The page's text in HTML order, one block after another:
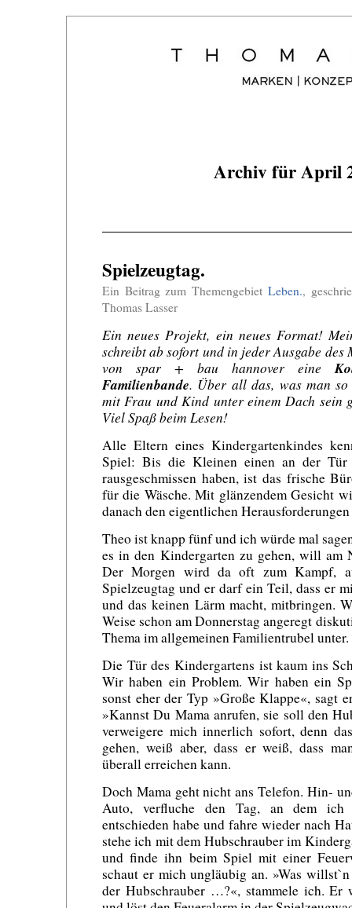
Archiv für April
Spielzeugtag.
Ein Beitrag zum Themengebiet Leben.,
Thomas Lasser
Ein neues Projekt, ein neues Format!
schreibt ab sofort und in jeder Ausgabe
von spar + bau hannover eine
Familienbande. Über all das, was man
mit Frau und Kind unter einem Dach sein
Viel Spaß beim Lesen!
Alle Eltern eines Kindergartenkindes
Spiel: Bis die Kleinen einen an der
rausgeschmissen haben, ist das frische
für die Wäsche. Mit glänzendem Gesicht
danach den eigentlichen Herausforderungen
Theo ist knapp fünf und ich würde mal
es in den Kindergarten zu gehen, will am
Der Morgen wird da oft zum Kampf,
Spielzeugtag und er darf ein Teil, dass er
und das keinen Lärm macht, mitbringen.
Weise schon am Donnerstag angeregt
Thema im allgemeinen Familientrubel
Die Tür des Kindergartens ist kaum ins
Wir haben ein Problem. Wir haben ein
sonst eher der Typ »Große Klappe«, sagt
»Kannst Du Mama anrufen, sie soll den
verweigere mich innerlich sofort, denn
gehen, weiß aber, dass er weiß, dass
überall erreichen kann.
Doch Mama geht nicht ans Telefon. Hin-
Auto, verfluche den Tag, an dem ich
entschieden habe und fahre wieder nach
stehe ich mit dem Hubschrauber im
und finde ihn beim Spiel mit einer
schaut er mich ungläubig an. »Was
der Hubschrauber …?«, stammele ich. Er